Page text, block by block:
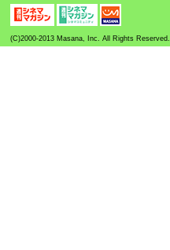
(C)2000-2013 Masana, Inc. All Rights Reserved.